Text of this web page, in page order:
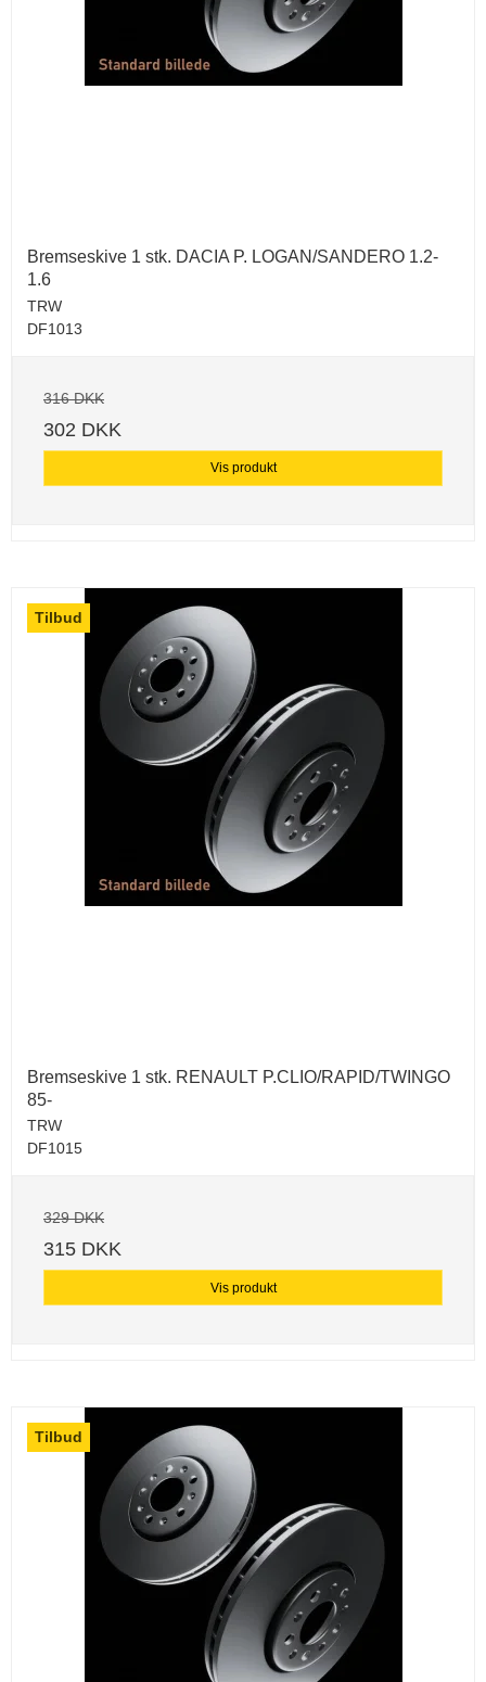
Bremseskive 1 stk. DACIA P. LOGAN/SANDERO 1.2-
1.6
TRW
DF1013
316 DKK
302 DKK
Vis produkt
Tilbud
Bremseskive 1 stk. RENAULT P.CLIO/RAPID/TWINGO
85-
TRW
DF1015
329 DKK
315 DKK
Vis produkt
Tilbud